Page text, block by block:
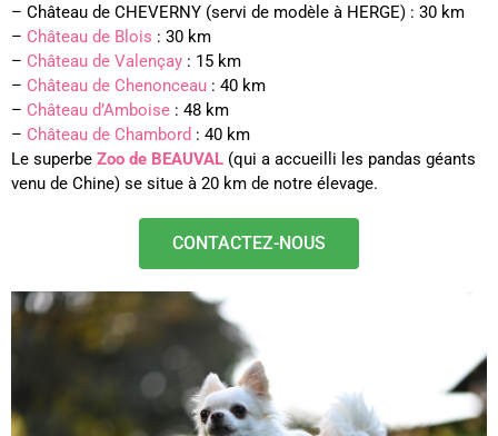
– Château de CHEVERNY (servi de modèle à HERGE) : 30 km
– Château de Blois : 30 km
– Château de Valençay : 15 km
– Château de Chenonceau : 40 km
– Château d’Amboise : 48 km
– Château de Chambord : 40 km
Le superbe Zoo de BEAUVAL (qui a accueilli les pandas géants
venu de Chine) se situe à 20 km de notre élevage.
CONTACTEZ-NOUS